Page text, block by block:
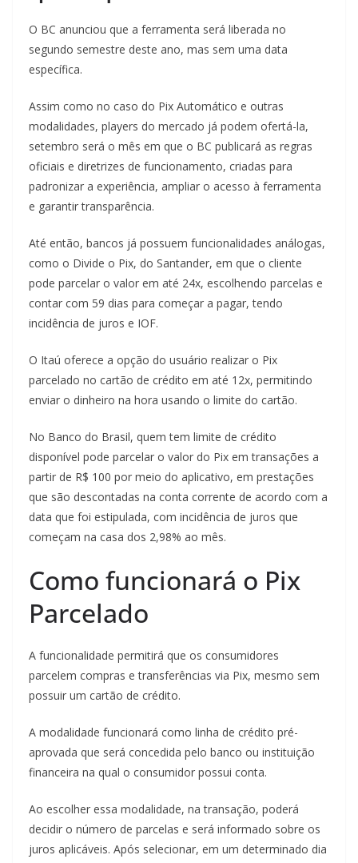
O BC anunciou que a ferramenta será liberada no
segundo semestre deste ano, mas sem uma data
específica.
Assim como no caso do Pix Automático e outras
modalidades, players do mercado já podem ofertá-la,
setembro será o mês em que o BC publicará as regras
oficiais e diretrizes de funcionamento, criadas para
padronizar a experiência, ampliar o acesso à ferramenta
e garantir transparência.
Até então, bancos já possuem funcionalidades análogas,
como o Divide o Pix, do Santander, em que o cliente
pode parcelar o valor em até 24x, escolhendo parcelas e
contar com 59 dias para começar a pagar, tendo
incidência de juros e IOF.
O Itaú oferece a opção do usuário realizar o Pix
parcelado no cartão de crédito em até 12x, permitindo
enviar o dinheiro na hora usando o limite do cartão.
No Banco do Brasil, quem tem limite de crédito
disponível pode parcelar o valor do Pix em transações a
partir de R$ 100 por meio do aplicativo, em prestações
que são descontadas na conta corrente de acordo com a
data que foi estipulada, com incidência de juros que
começam na casa dos 2,98% ao mês.
Como funcionará o Pix
Parcelado
A funcionalidade permitirá que os consumidores
parcelem compras e transferências via Pix, mesmo sem
possuir um cartão de crédito.
A modalidade funcionará como linha de crédito pré-
aprovada que será concedida pelo banco ou instituição
financeira na qual o consumidor possui conta.
Ao escolher essa modalidade, na transação, poderá
decidir o número de parcelas e será informado sobre os
juros aplicáveis. Após selecionar, em um determinado dia